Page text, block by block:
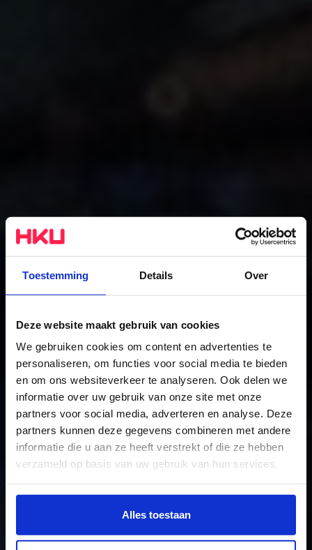
Toestemming Details Over
Deze website maakt gebruik van cookies
We gebruiken cookies om content en advertenties te
personaliseren, om functies voor social media te bieden
en om ons websiteverkeer te analyseren. Ook delen we
informatie over uw gebruik van onze site met onze
partners voor social media, adverteren en analyse. Deze
partners kunnen deze gegevens combineren met andere
informatie die u aan ze heeft verstrekt of die ze hebben
verzameld op basis van uw gebruik van hun services.
Wil je meer weten of de voorkeur aanpassen, bekijk dan
https://www.hku.nl/privacy-statement-en-
Alles toestaan
Minor Sonic and
Music Design
De minor